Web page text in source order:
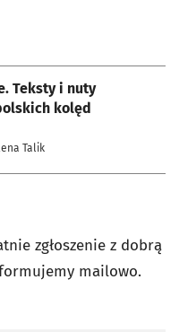
Teksty i nuty
kolęd
Talik
zgłoszenie z dobrą
mailowo.